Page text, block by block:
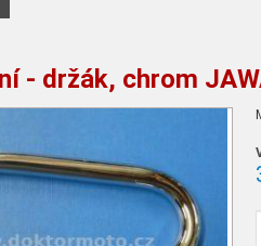
- držák, chrom